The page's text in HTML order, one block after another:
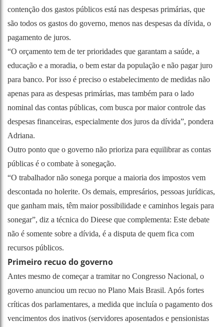
contenção dos gastos públicos está nas despesas primárias, que
são todos os gastos do governo, menos nas despesas da dívida, o
pagamento de juros.
“O orçamento tem de ter prioridades que garantam a saúde, a
educação e a moradia, o bem estar da população e não pagar juro
para banco. Por isso é preciso o estabelecimento de medidas não
apenas para as despesas primárias, mas também para o lado
nominal das contas públicas, com busca por maior controle das
despesas financeiras, especialmente dos juros da dívida”, pondera
Adriana.
Outro ponto que o governo não prioriza para equilibrar as contas
públicas é o combate à sonegação.
“O trabalhador não sonega porque a maioria dos impostos vem
descontada no holerite. Os demais, empresários, pessoas jurídicas,
que ganham mais, têm maior possibilidade e caminhos legais para
sonegar”, diz a técnica do Dieese que complementa: Este debate
não é somente sobre a dívida, é a disputa de quem fica com
recursos públicos.
Primeiro recuo do governo
Antes mesmo de começar a tramitar no Congresso Nacional, o
governo anunciou um recuo no Plano Mais Brasil. Após fortes
críticas dos parlamentares, a medida que incluía o pagamento dos
vencimentos dos inativos (servidores aposentados e pensionistas